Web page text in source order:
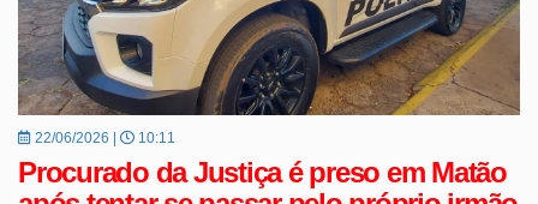
22/06/2026 | 10:11
Procurado da Justiça é preso em Matão